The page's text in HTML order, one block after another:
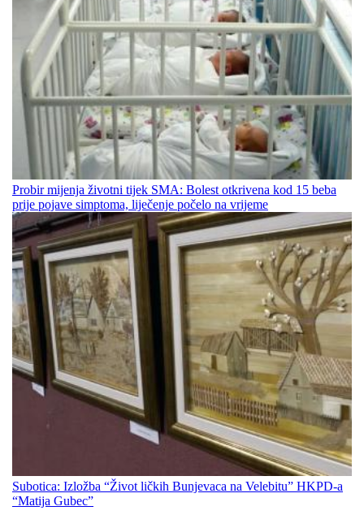
Probir mijenja životni tijek SMA: Bolest otkrivena kod 15 beba
prije pojave simptoma, liječenje počelo na vrijeme
Subotica: Izložba “Život ličkih Bunjevaca na Velebitu” HKPD-a
“Matija Gubec”